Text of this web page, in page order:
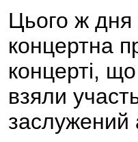
Цього ж дня
концертна
концерті,
взяли